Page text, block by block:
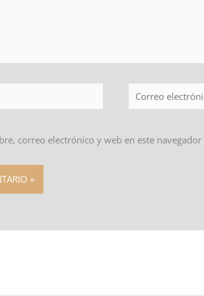
electrónico*
correo electrónico y web en este